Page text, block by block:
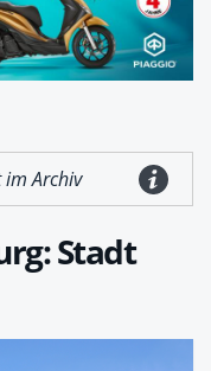
im Archiv
Stadt